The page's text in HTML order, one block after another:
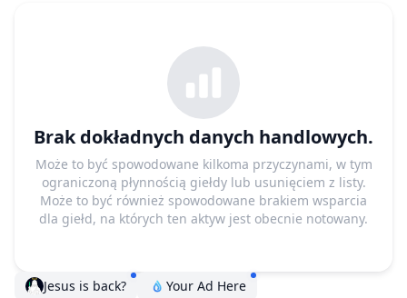
Brak dokładnych danych handlowych.
Może to być spowodowane kilkoma przyczynami, w tym
ograniczoną płynnością giełdy lub usunięciem z listy.
Może to być również spowodowane brakiem wsparcia
dla giełd, na których ten aktyw jest obecnie notowany.
Jesus is back? Your Ad Here